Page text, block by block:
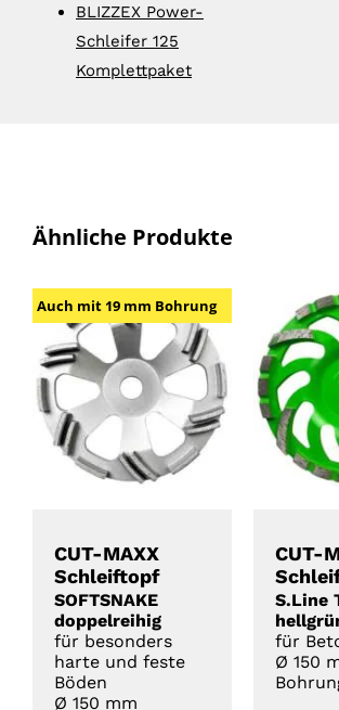
BLIZZEX Power-
Schleifer 125
Komplettpaket
Ähnliche Produkte
Auch mit 19 mm Bohrung
DETAILS
CUT-MAXX
Schleiftopf
SOFTSNAKE
doppelreihig
für besonders
harte und feste
Böden
Ø 150 mm
CUT-
S.Line
für
Ø 150